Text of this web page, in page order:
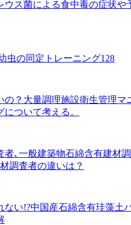
ウス菌による食中毒の症状や
虫の同定トレーニング128
の？大量調理施設衛生管理マ
ついて考える。
､一般建築物石綿含有建材調
調査者の違いは？
い!?中国産石綿含有珪藻土